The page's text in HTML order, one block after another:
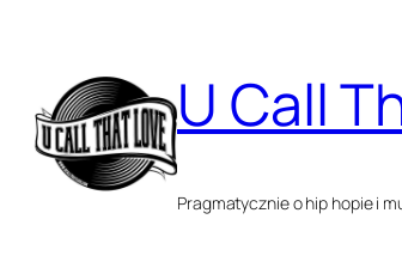
treści
U Call
Pragmatycznie o hip hopie i